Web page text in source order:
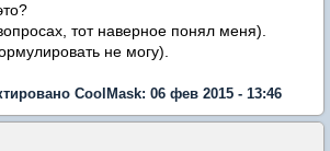
тот наверное понял меня).
не могу).
CoolMask: 06 фев 2015 - 13:46